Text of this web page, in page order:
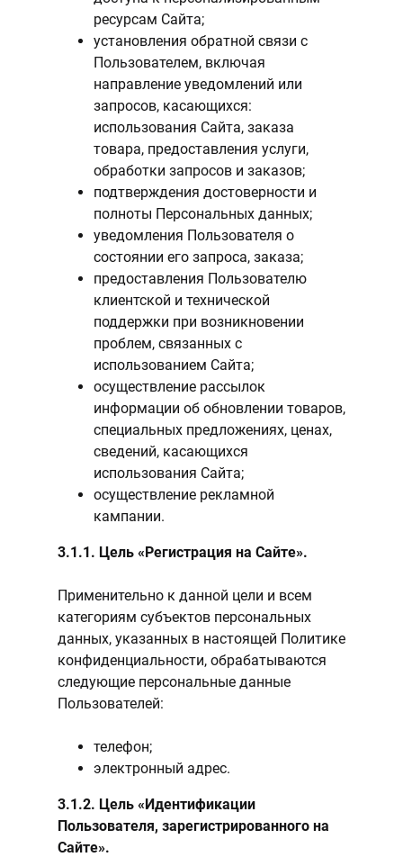
ресурсам Сайта;
установления обратной связи с
Пользователем, включая
направление уведомлений или
запросов, касающихся:
использования Сайта, заказа
товара, предоставления услуги,
обработки запросов и заказов;
подтверждения достоверности и
полноты Персональных данных;
уведомления Пользователя о
состоянии его запроса, заказа;
предоставления Пользователю
клиентской и технической
поддержки при возникновении
проблем, связанных с
использованием Сайта;
осуществление рассылок
информации об обновлении товаров,
специальных предложениях, ценах,
сведений, касающихся
использования Сайта;
осуществление рекламной
кампании.
3.1.1. Цель «Регистрация на Сайте».
Применительно к данной цели и всем
категориям субъектов персональных
данных, указанных в настоящей Политике
конфиденциальности, обрабатываются
следующие персональные данные
Пользователей:
телефон;
электронный адрес.
3.1.2. Цель «Идентификации
Пользователя, зарегистрированного на
Сайте».